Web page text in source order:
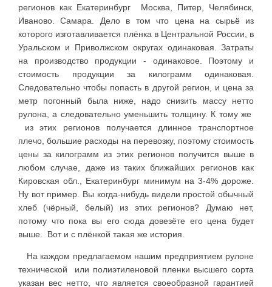
регионов как Екатеринбург Москва, Питер, Челябинск,
Иваново. Самара. Дело в том что цена на сырьё из
которого изготавливается плёнка в Центральной России, в
Уральском и Приволжском округах одинаковая. Затраты
на производство продукции - одинаковое. Поэтому и
стоимость продукции за килограмм одинаковая.
Следовательно чтобы попасть в другой регион, и цена за
метр погонный была ниже, надо снизить массу нетто
рулона, а следовательно уменьшить толщину. К тому же
из этих регионов получается длинное транспортное
плечо, большие расходы на перевозку, поэтому стоимость
цены за килограмм из этих регионов получится выше в
любом случае, даже из таких ближайших регионов как
Кировская обл., Екатеринбург минимум на 3-4% дороже.
Ну вот пример. Вы когда-нибудь видели простой обычный
хлеб (чёрный, белый) из этих регионов? Думаю нет,
потому что пока вы его сюда довезёте его цена будет
выше. Вот и с плёнкой такая же история.
На каждом предлагаемом нашим предприятием рулоне
технической или полиэтиленовой пленки высшего сорта
указан вес нетто, что является своеобразной гарантией